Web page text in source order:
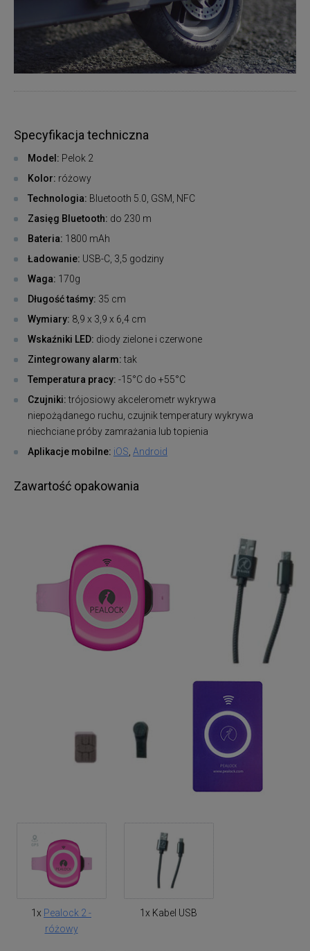
Specyfikacja techniczna
Model: Pelok 2
Kolor: różowy
Technologia: Bluetooth 5.0, GSM, NFC
Zasięg Bluetooth: do 230 m
Bateria: 1800 mAh
Ładowanie: USB-C, 3,5 godziny
Waga: 170g
Długość taśmy: 35 cm
Wymiary: 8,9 x 3,9 x 6,4 cm
Wskaźniki LED: diody zielone i czerwone
Zintegrowany alarm:tak
Temperatura pracy: -15°C do +55°C
Czujniki:trójosiowy akcelerometr wykrywa
niepożądanego ruchu, czujnik temperatury wykrywa
niechciane próby zamrażania lub topienia
Aplikacje mobilne: iOS Android
Zawartość opakowania
1x Pealock 2 -
różowy
1x Kabel USB